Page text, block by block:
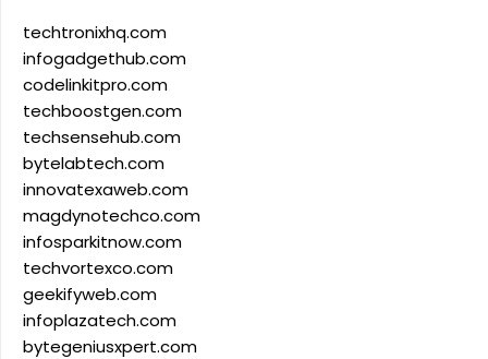
techtronixhq.com
infogadgethub.com
codelinkitpro.com
techboostgen.com
techsensehub.com
bytelabtech.com
innovatexaweb.com
magdynotechco.com
infosparkitnow.com
techvortexco.com
geekifyweb.com
infoplazatech.com
bytegeniusxpert.com